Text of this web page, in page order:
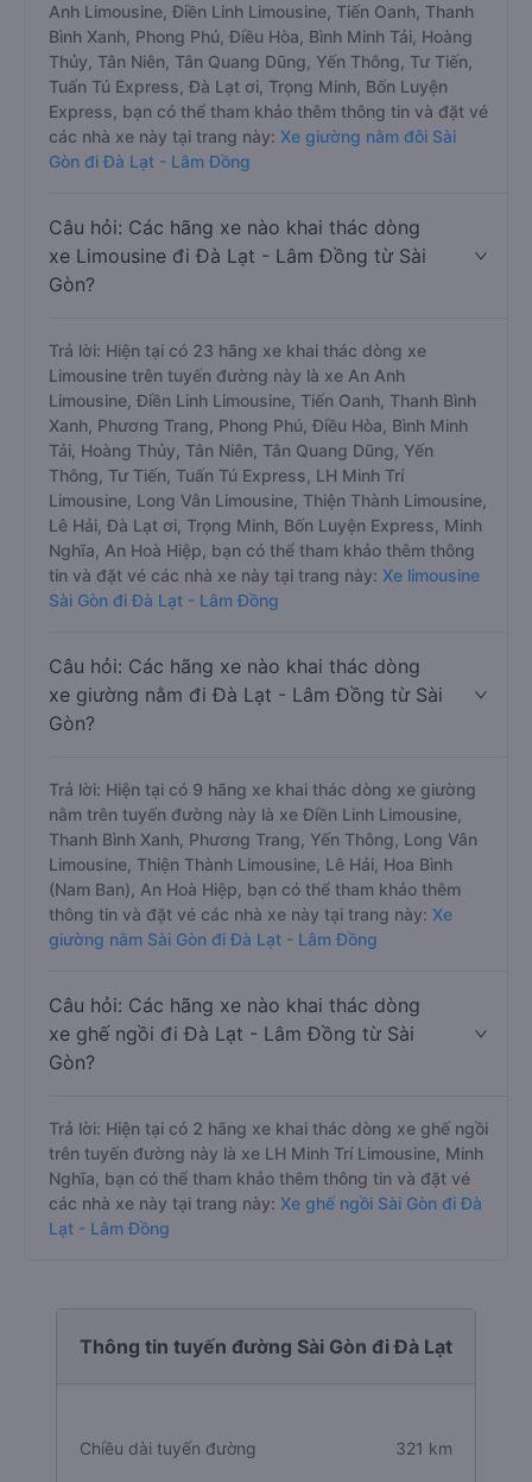
Anh Limousine, Điền Linh Limousine, Tiến Oanh, Thanh
Bình Xanh, Phong Phú, Điều Hòa, Bình Minh Tải, Hoàng
Thủy, Tân Niên, Tân Quang Dũng, Yến Thông, Tư Tiến,
Tuấn Tú Express, Đà Lạt ơi, Trọng Minh, Bốn Luyện
Express, bạn có thể tham khảo thêm thông tin và đặt vé
các nhà xe này tại trang này: Xe giường nằm đôi Sài
Gòn đi Đà Lạt - Lâm Đồng
Câu hỏi: Các hãng xe nào khai thác dòng
xe Limousine đi Đà Lạt - Lâm Đồng từ Sài
Gòn?
Trả lời: Hiện tại có 23 hãng xe khai thác dòng xe
Limousine trên tuyến đường này là xe An Anh
Limousine, Điền Linh Limousine, Tiến Oanh, Thanh Bình
Xanh, Phương Trang, Phong Phú, Điều Hòa, Bình Minh
Tải, Hoàng Thủy, Tân Niên, Tân Quang Dũng, Yến
Thông, Tư Tiến, Tuấn Tú Express, LH Minh Trí
Limousine, Long Vân Limousine, Thiện Thành Limousine,
Lê Hải, Đà Lạt ơi, Trọng Minh, Bốn Luyện Express, Minh
Nghĩa, An Hoà Hiệp, bạn có thể tham khảo thêm thông
tin và đặt vé các nhà xe này tại trang này: Xe limousine
Sài Gòn đi Đà Lạt - Lâm Đồng
Câu hỏi: Các hãng xe nào khai thác dòng
xe giường nằm đi Đà Lạt - Lâm Đồng từ Sài
Gòn?
Trả lời: Hiện tại có 9 hãng xe khai thác dòng xe giường
nằm trên tuyến đường này là xe Điền Linh Limousine,
Thanh Bình Xanh, Phương Trang, Yến Thông, Long Vân
Limousine, Thiện Thành Limousine, Lê Hải, Hoa Bình
(Nam Ban), An Hoà Hiệp, bạn có thể tham khảo thêm
thông tin và đặt vé các nhà xe này tại trang này: Xe
giường nằm Sài Gòn đi Đà Lạt - Lâm Đồng
Câu hỏi: Các hãng xe nào khai thác dòng
xe ghế ngồi đi Đà Lạt - Lâm Đồng từ Sài
Gòn?
Trả lời: Hiện tại có 2 hãng xe khai thác dòng xe ghế ngồi
trên tuyến đường này là xe LH Minh Trí Limousine, Minh
Nghĩa, bạn có thể tham khảo thêm thông tin và đặt vé
các nhà xe này tại trang này: Xe ghế ngồi Sài Gòn đi Đà
Lạt - Lâm Đồng
Thông tin tuyến đường Sài Gòn đi Đà Lạt
Chiều dài tuyến đường 321 km